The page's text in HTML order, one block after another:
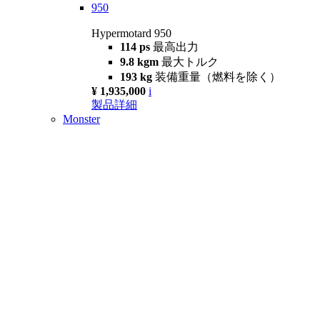
950
Hypermotard 950
114 ps 最高出力
9.8 kgm 最大トルク
193 kg 装備重量（燃料を除く）
¥ 1,935,000 i
製品詳細
Monster